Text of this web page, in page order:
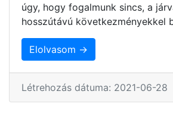
úgy, hogy fogalmunk sincs, a
hosszútávú következményekkel
Elolvasom →
Létrehozás dátuma: 2021-06-28